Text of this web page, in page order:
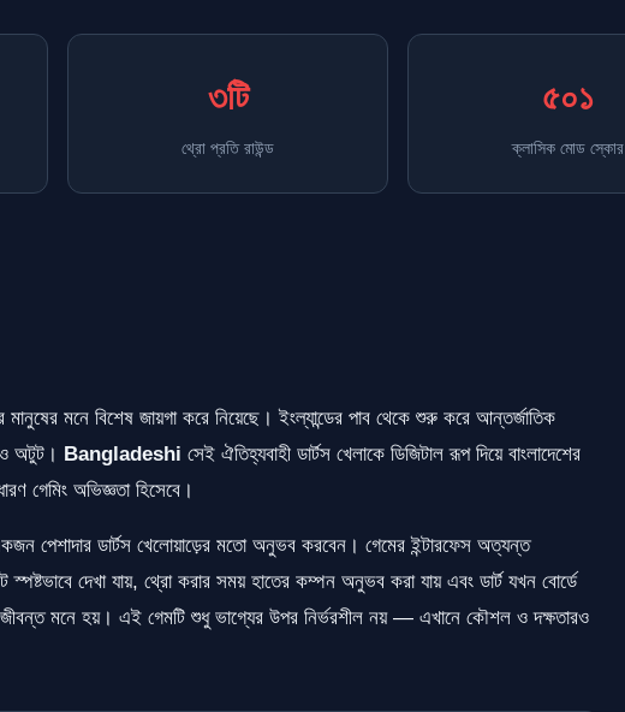
৩টি
থ্রো প্রতি রাউন্ড
৫০১
ক্লাসিক মোড স্কোর
মানুষের মনে বিশেষ জায়গা করে নিয়েছে। ইংল্যান্ডের পাব থেকে শুরু করে আন্তর্জাতিক
অটুট। Bangladeshi সেই ঐতিহ্যবাহী ডার্টস খেলাকে ডিজিটাল রূপ দিয়ে বাংলাদেশের
গেমিং অভিজ্ঞতা হিসেবে।
পেশাদার ডার্টস খেলোয়াড়ের মতো অনুভব করবেন। গেমের ইন্টারফেস অত্যন্ত
স্পষ্টভাবে দেখা যায়, থ্রো করার সময় হাতের কম্পন অনুভব করা যায় এবং ডার্ট যখন বোর্ডে
মনে হয়। এই গেমটি শুধু ভাগ্যের উপর নির্ভরশীল নয় — এখানে কৌশল ও দক্ষতারও